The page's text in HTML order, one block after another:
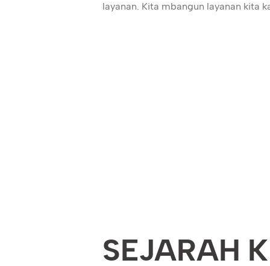
layanan. Kita mbangun layanan kita
SEJARAH